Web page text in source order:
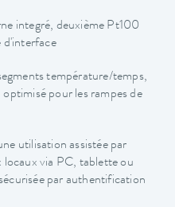
integré, deuxième Pt100
d'interface
température/temps,
pour les rampes de
utilisation assistée par
locaux via PC, tablette ou
par authentification